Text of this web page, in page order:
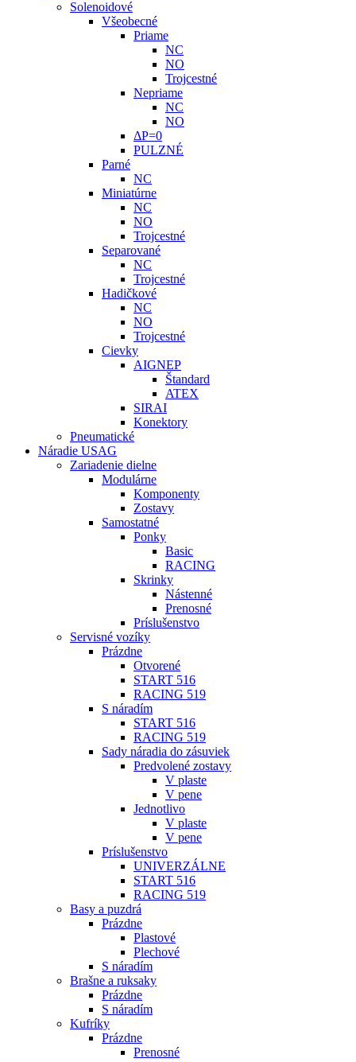
Solenoidové
Všeobecné
Priame
NC
NO
Trojcestné
Nepriame
NC
NO
ΔP=0
PULZNÉ
Parné
NC
Miniatúrne
NC
NO
Trojcestné
Separované
NC
Trojcestné
Hadičkové
NC
NO
Trojcestné
Cievky
AIGNEP
Štandard
ATEX
SIRAI
Konektory
Pneumatické
Náradie USAG
Zariadenie dielne
Modulárne
Komponenty
Zostavy
Samostatné
Ponky
Basic
RACING
Skrinky
Nástenné
Prenosné
Príslušenstvo
Servisné vozíky
Prázdne
Otvorené
START 516
RACING 519
S náradím
START 516
RACING 519
Sady náradia do zásuviek
Predvolené zostavy
V plaste
V pene
Jednotlivo
V plaste
V pene
Príslušenstvo
UNIVERZÁLNE
START 516
RACING 519
Basy a puzdrá
Prázdne
Plastové
Plechové
S náradím
Brašne a ruksaky
Prázdne
S náradím
Kufríky
Prázdne
Prenosné